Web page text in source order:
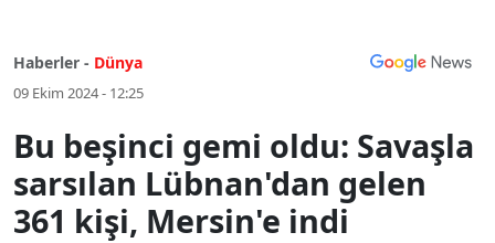
Haberler - Dünya
09 Ekim 2024 - 12:25
Bu beşinci gemi oldu: Savaşla
sarsılan Lübnan'dan gelen
361 kişi, Mersin'e indi